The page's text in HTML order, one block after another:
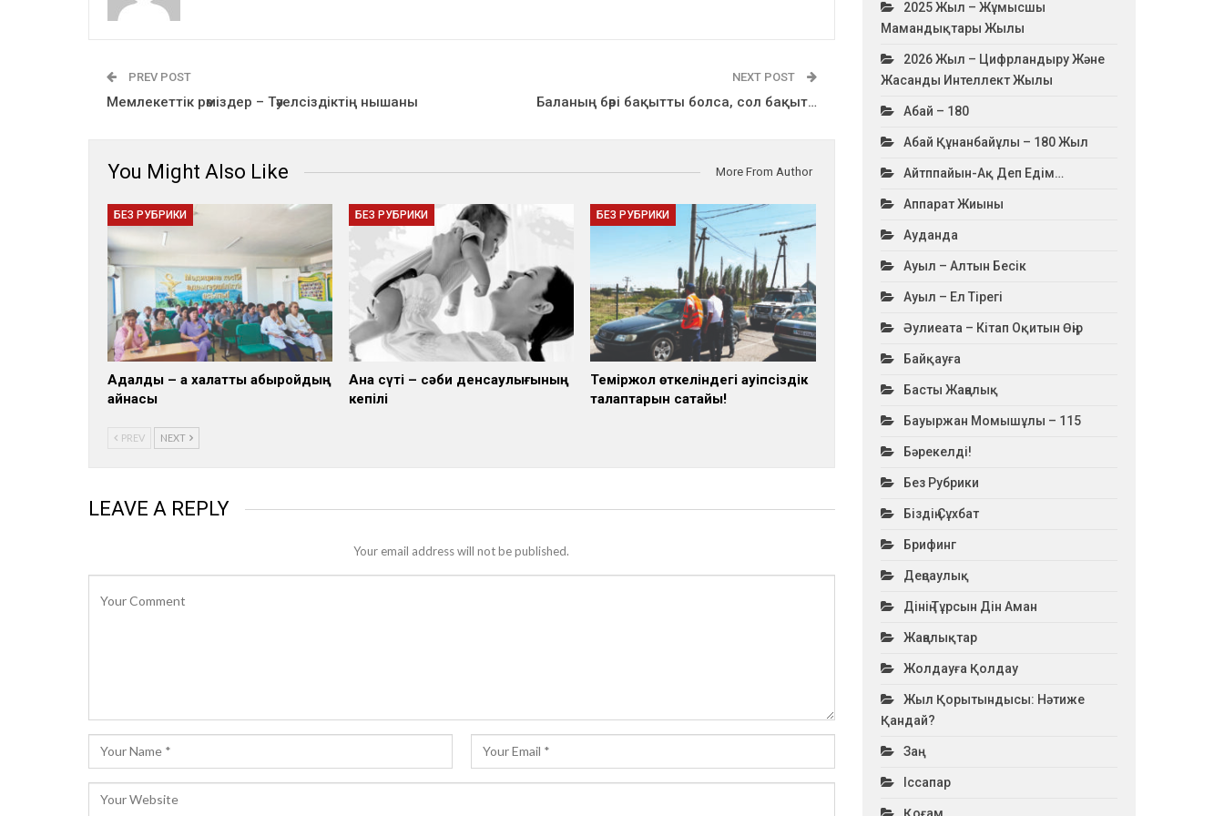
PREV POST
Мемлекеттік рәміздер – Тәуелсіздіктің нышаны
NEXT POST
Баланың бәрі бақытты болса, сол бақыт…
You Might Also Like More From Author
БЕЗ РУБРИКИ
Адалдық – ақ халатты абыройдың
айнасы
БЕЗ РУБРИКИ
Ана сүті – сәби денсаулығының
кепілі
БЕЗ РУБРИКИ
Теміржол өткеліндегі қауіпсіздік
талаптарын сақтайық!
PREV NEXT
LEAVE A REPLY
Your email address will not be published.
2025 Жыл – Жұмысшы
Мамандықтары Жылы
2026 Жыл – Цифрландыру Және
Жасанды Интеллект Жылы
Абай – 180
Абай Құнанбайұлы – 180 Жыл
Айтппайын-Ақ Деп Едім…
Аппарат Жиыны
Ауданда
Ауыл – Алтын Бесік
Ауыл – Ел Тірегі
Әулиеата – Кітап Оқитын Өңір
Байқауға
Басты Жаңалық
Бауыржан Момышұлы – 115
Бәрекелді!
Без Рубрики
Біздің Сұхбат
Брифинг
Деңсаулық
Дінің Тұрсын Дін Аман
Жаңалықтар
Жолдауға Қолдау
Жыл Қорытындысы: Нәтиже
Қандай?
Заң
Іссапар
Қоғам